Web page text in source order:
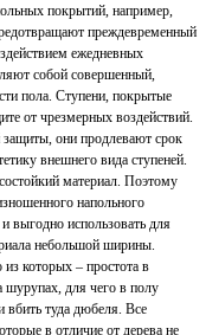
покрытий, например,
преждевременный
ежедневных
собой совершенный,
пола. Ступени, покрытые
от чрезмерных воздействий.
защиты, они продлевают срок
внешнего вида ступеней.
материал. Поэтому
напольного
выгодно использовать для
небольшой ширины.
которых – простота в
для чего в полу
вбить туда дюбеля. Все
в отличие от дерева не